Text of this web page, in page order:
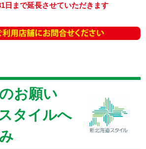
日まで延長させていただきます
お願い
タイルへ